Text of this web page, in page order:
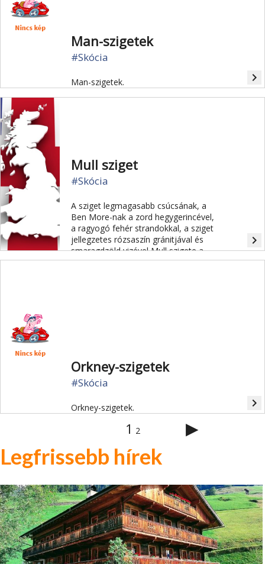
Man-szigetek
#Skócia
Man-szigetek. navigate_next
Mull sziget
#Skócia
A sziget legmagasabb csúcsának, a
Ben More-nak a zord hegygerincével,
a ragyogó fehér strandokkal, a sziget
jellegzetes rózsaszín gránitjával és
smaragdzöld vizével Mull szigete a
Belső-Hebridák egyik
navigate_next
Orkney-szigetek
#Skócia
Orkney-szigetek. navigate_next
1 2 ▶
Legfrissebb hírek